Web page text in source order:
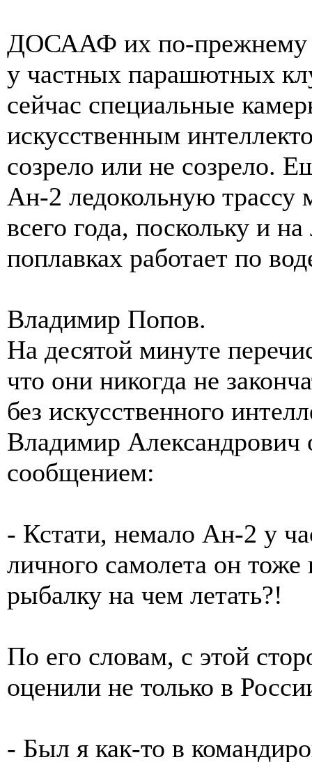
ДОСААФ их по-прежнему
у частных парашютных
сейчас специальные
искусственным
созрело или не созрело.
Ан-2 ледокольную трассу
всего года, поскольку и
поплавках работает по
Владимир Попов.
На десятой минуте
что они никогда не
без искусственного
Владимир Александрович
сообщением:
- Кстати, немало Ан-2 у
личного самолета он
рыбалку на чем летать?!
По его словам, с этой
оценили не только в
- Был я как-то в